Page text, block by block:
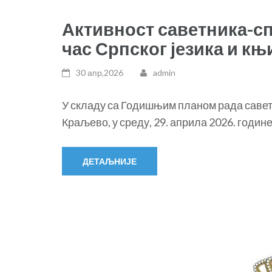
Активност саветника-
час Српског језика и
30 апр,2026 admin
У складу са Годишњим планом рада
Краљево, у среду, 29. априла 2026.
ДЕТАЉНИЈЕ